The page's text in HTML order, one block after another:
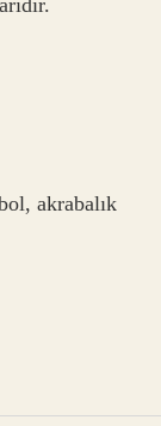
akrabalık